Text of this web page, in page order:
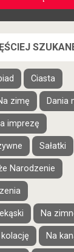
Ciasta
zimę Dania
imprezę
Sałatki
Narodzenie
Na
kolację Na